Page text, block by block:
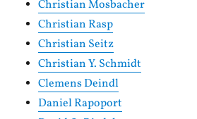
Christian Mosbacher
Christian Rasp
Christian Seitz
Christian Y. Schmidt
Clemens Deindl
Daniel Rapoport